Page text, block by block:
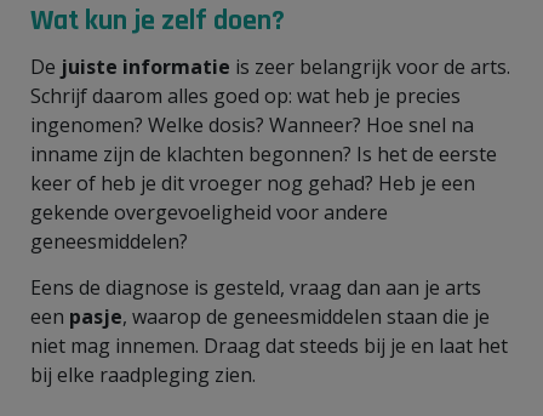
Wat kun je zelf doen?
De juiste informatie is zeer belangrijk voor de arts.
Schrijf daarom alles goed op: wat heb je precies
ingenomen? Welke dosis? Wanneer? Hoe snel na
inname zijn de klachten begonnen? Is het de eerste
keer of heb je dit vroeger nog gehad? Heb je een
gekende overgevoeligheid voor andere
geneesmiddelen?
Eens de diagnose is gesteld, vraag dan aan je arts
een pasje, waarop de geneesmiddelen staan die je
niet mag innemen. Draag dat steeds bij je en laat het
bij elke raadpleging zien.